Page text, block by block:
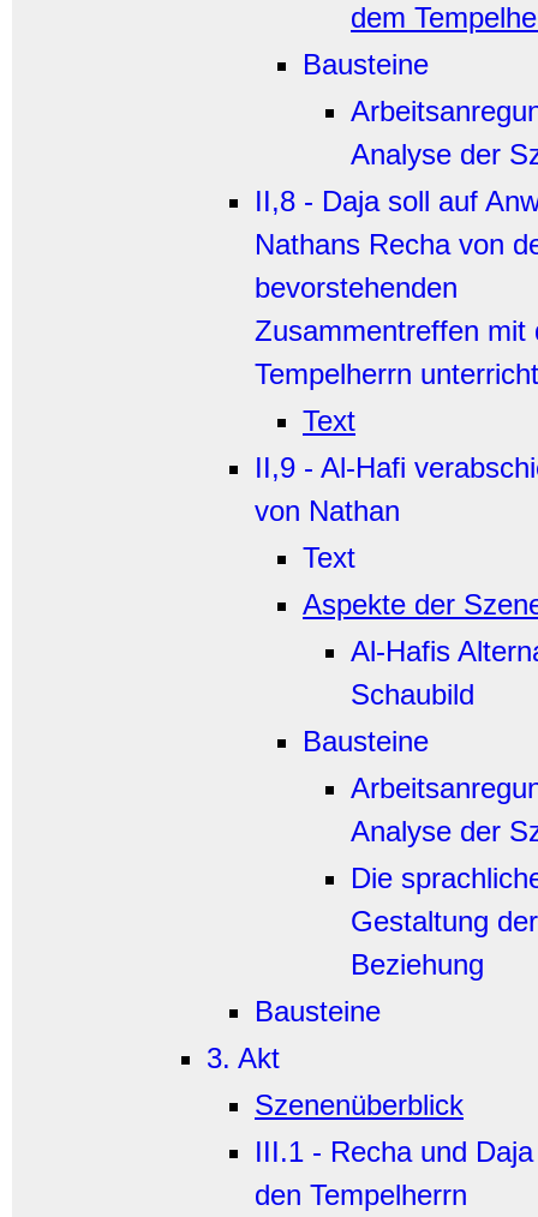
dem
Bausteine
Analyse der
II,8 - Daja soll auf
Nathans Recha von
bevorstehenden
Zusammentreffen mit
Tempelherrn
Text
II,9 - Al-Hafi
von Nathan
Text
Aspekte der
Al-Hafis
Schaubild
Bausteine
Analyse der
Die
Gestaltung der
Beziehung
Bausteine
3. Akt
Szenenüberblick
III.1 - Recha und
den Tempelherrn